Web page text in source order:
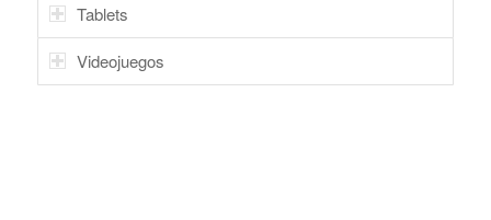
Tablets
Videojuegos